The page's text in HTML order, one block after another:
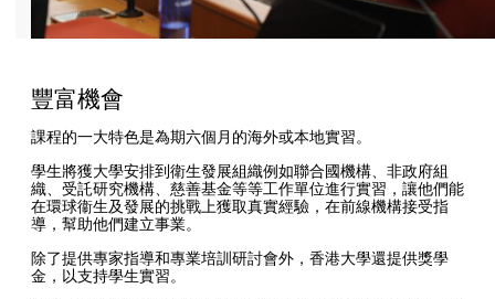
豐富機會
課程的一大特色是為期六個月的海外或本地實習。
學生將獲大學安排到衛生發展組織例如聯合國機構、非政府組
織、受託研究機構、慈善基金等等工作單位進行實習，讓他們能
在環球衞生及發展的挑戰上獲取真實經驗，在前線機構接受指
導，幫助他們建立事業。
除了提供專家指導和專業培訓研討會外，香港大學還提供獎學
金，以支持學生實習。